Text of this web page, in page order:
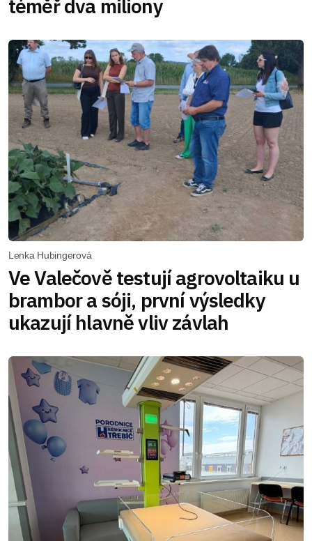
téměř dva miliony
Lenka Hubingerová
Ve Valečově testují agrovoltaiku u
brambor a sóji, první výsledky
ukazují hlavně vliv závlah